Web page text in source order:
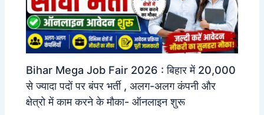
Bihar Mega Job Fair 2026 : बिहार में 20,000
से ज्यादा पदों पर बंपर भर्ती , अलग-अलग कंपनी और
क्षेत्रो में काम करने के मौका- ऑनलाइन शुरू